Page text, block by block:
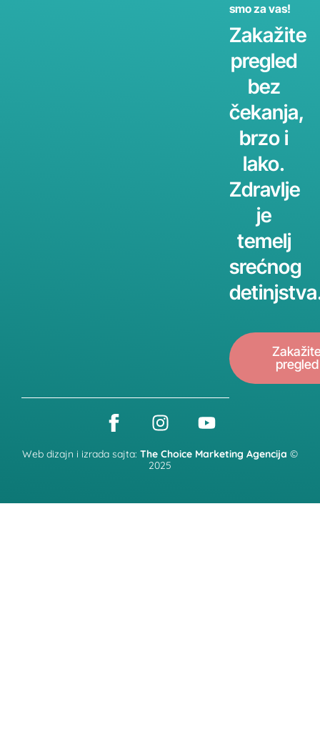
smo za vas!
Zakažite
pregled
bez
čekanja,
brzo i
lako.
Zdravlje
je
temelj
srećnog
pregled
Web dizajn i izrada sajta: The Choice Marketing Agencija ©
2025